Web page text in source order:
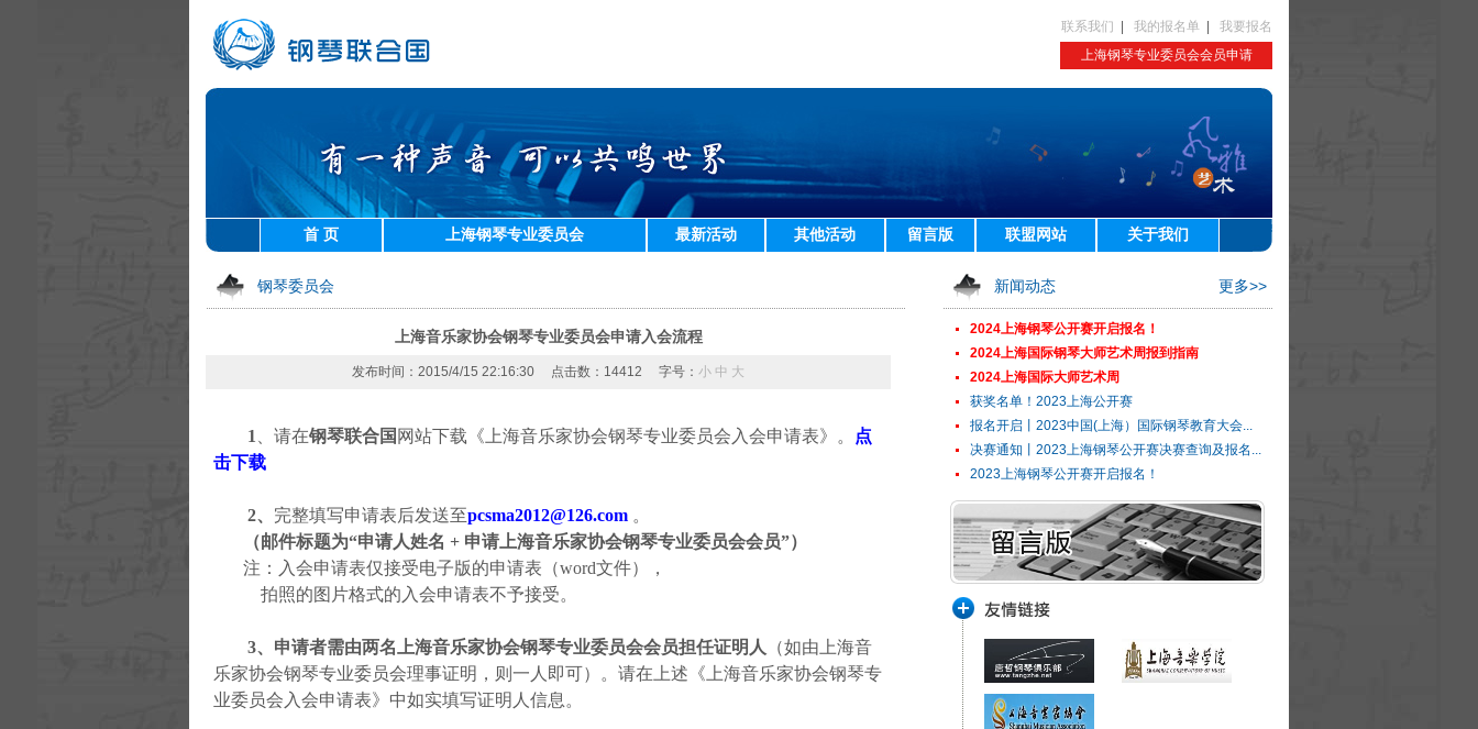
联系我们 我的报名单
我要报名
上海钢琴专业委员会会员申请
首 页 上海钢琴专业委员会 最新活动 其他活动 留言版 联盟网站 关于我们
钢琴委员会
上海音乐家协会钢琴专业委员会申请入会流程
发布时间：2015/4/15 22:16:30 点击数：14412 字号： 小 中 大
1 、请在钢琴联合国 网站下载《上海音乐家协会钢琴专业委员会入会申请表》。
点
击下载
2、 完整填写申请表后发送至pcsma2012@126.com 。
（邮件标题为“申请人姓名 + 申请上海音乐家协会钢琴专业委员会会员”）
注：入会申请表仅接受电子版的申请表（word文件），
拍照的图片格式的入会申请表不予接受。
3、 申请者需由两名 上海音乐家协会钢琴专业委员会会员担任证明人
（如由上海音
乐家协会钢琴专业委员会理事证明，则一人即可）。请在上述《上海音乐家协会钢琴专
业委员会入会申请表》中如实填写证明人信息。
新闻动态 更多>>
2024上海钢琴公开赛开启报名！
2024上海国际钢琴大师艺术周报到指南
2024上海国际大师艺术周
获奖名单！2023上海公开赛
报名开启丨2023中国(上海）国际钢琴教育大会...
决赛通知丨2023上海钢琴公开赛决赛查询及报名...
2023上海钢琴公开赛开启报名！